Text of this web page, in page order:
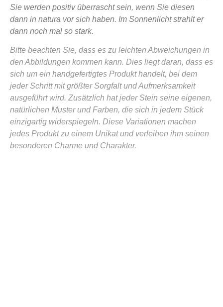
Sie werden positiv überrascht sein, wenn Sie diesen
dann in natura vor sich haben. Im Sonnenlicht strahlt er
dann noch mal so stark.
Bitte beachten Sie, dass es zu leichten Abweichungen in
den Abbildungen kommen kann. Dies liegt daran, dass es
sich um ein handgefertigtes Produkt handelt, bei dem
jeder Schritt mit größter Sorgfalt und Aufmerksamkeit
ausgeführt wird. Zusätzlich hat jeder Stein seine eigenen,
natürlichen Muster und Farben, die sich in jedem Stück
einzigartig widerspiegeln. Diese Variationen machen
jedes Produkt zu einem Unikat und verleihen ihm seinen
besonderen Charme und Charakter.